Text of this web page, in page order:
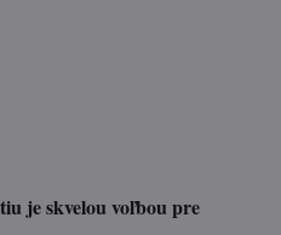
je skvelou voľbou pre